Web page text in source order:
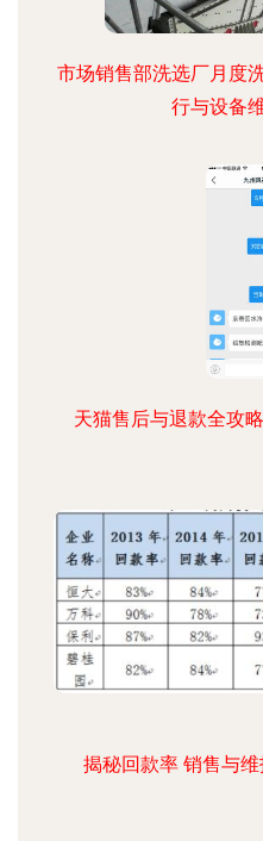
市场销售部洗选厂月度
行与设备
天猫售后与退款全攻
揭秘回款率 销售与